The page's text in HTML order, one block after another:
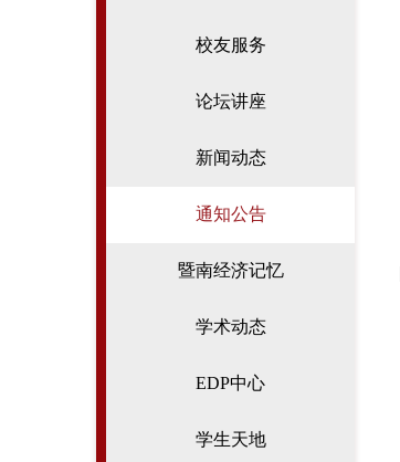
校友服务
论坛讲座
新闻动态
通知公告
暨南经济记忆
学术动态
EDP中心
学生天地